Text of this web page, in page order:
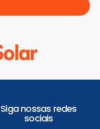
Siga nossas redes
sociais